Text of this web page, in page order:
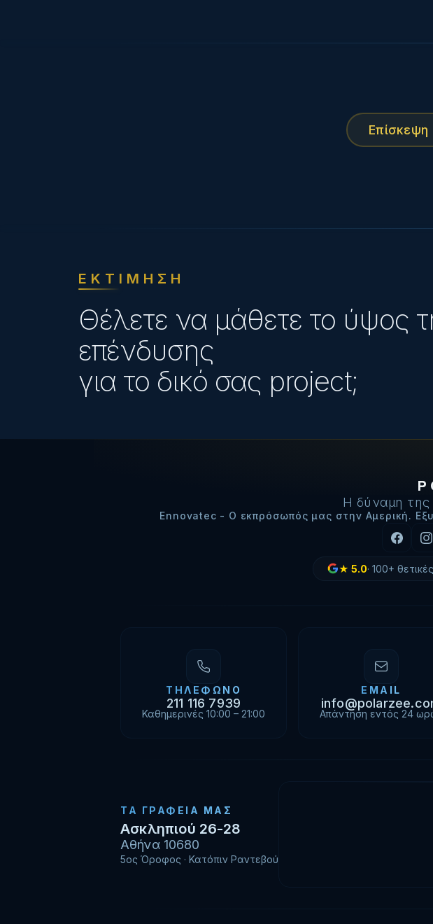
Επίσκεψη
ΕΚΤΙΜΗΣΗ
Θέλετε να μάθετε το ύψος
επένδυσης
για το δικό σας project;
Η δύναμη της
Ennovatec - Ο εκπρόσωπός μας στην Αμερική.
★ 5.0· 100+
ΤΗΛΈΦΩΝΟ
211 116 7939
Καθημερινές 10:00 – 21:00
EMAIL
Απάντηση εντός 24
ΤΑ ΓΡΑΦΕΊΑ ΜΑΣ
Ασκληπιού 26-28
Αθήνα 10680
5ος Όροφος · Κατόπιν Ραντεβού